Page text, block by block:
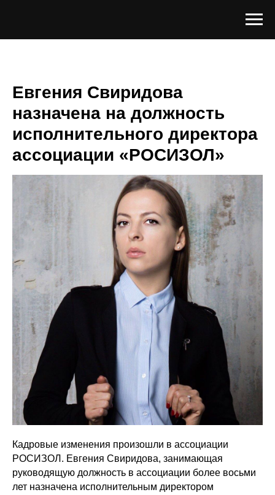
Евгения Свиридова
назначена на должность
исполнительного директора
ассоциации «РОСИЗОЛ»
Кадровые изменения произошли в ассоциации
РОСИЗОЛ. Евгения Свиридова, занимающая
руководящую должность в ассоциации более восьми
лет назначена исполнительным директором